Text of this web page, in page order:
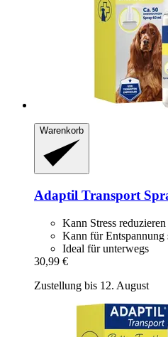
Warenkorb
Adaptil Transport
Kann Stress reduzieren
Kann für Entspannung
Ideal für unterwegs
30,99 €
Zustellung bis 12. August